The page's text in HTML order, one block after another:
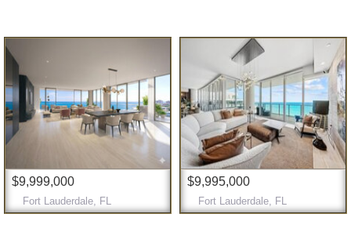
$9,999,000
Fort Lauderdale, FL
$9,995,000
Fort Lauderdale, FL